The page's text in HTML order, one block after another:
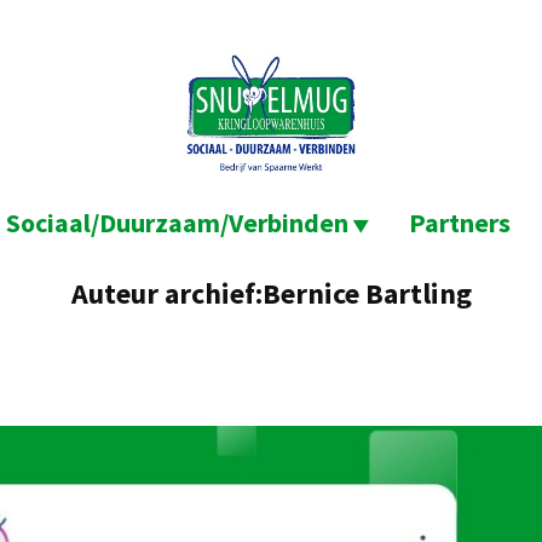
Sociaal/Duurzaam/Verbinden Partners
Auteur archief:Bernice Bartling